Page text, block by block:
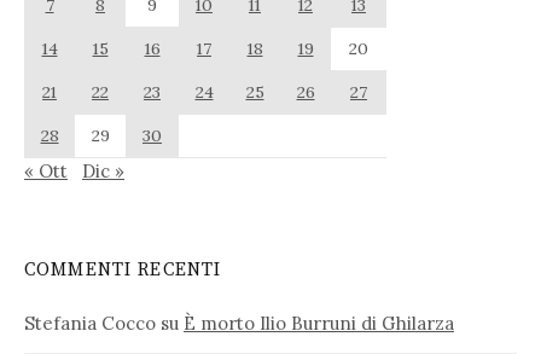
7
8 9 10 11 12
13
14
15 16 17 18 19
20
21
22 23 24 25 26
27
28
29 30
« Ott Dic »
COMMENTI RECENTI
Stefania Cocco su È morto Ilio Burruni di Ghilarza